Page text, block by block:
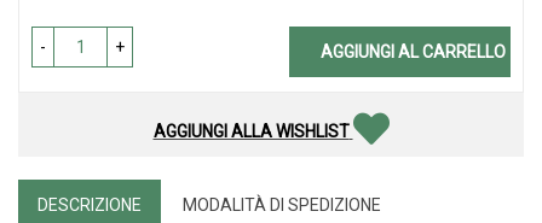
- + AGGIUNGI AL CARRELLO
AGGIUNGI ALLA WISHLIST
DESCRIZIONE MODALITÀ DI SPEDIZIONE